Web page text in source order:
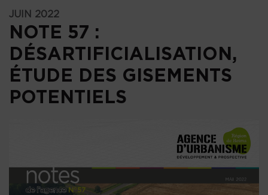
JUIN 2022
NOTE 57 :
DÉSARTIFICIALISATION,
ÉTUDE DES GISEMENTS
POTENTIELS